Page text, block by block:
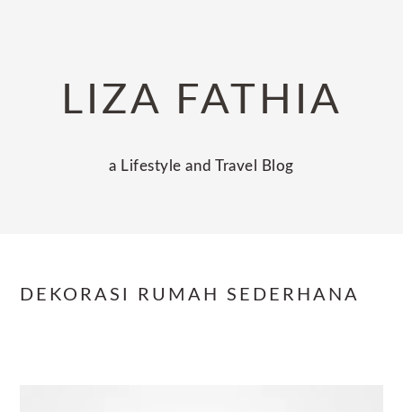
navigationLIZA FATHIA
a Lifestyle and Travel Blog
DEKORASI RUMAH SEDERHANA